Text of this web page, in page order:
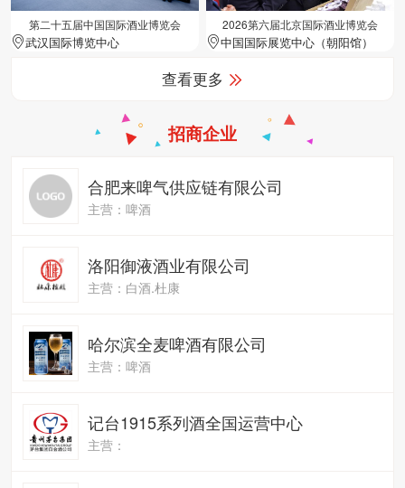
第二十五届中国国际酒业博览会
武汉国际博览中心
2026第六届北京国际酒业博览会
中国国际展览中心（朝阳馆）
查看更多
招商企业
合肥来啤气供应链有限公司
主营：啤酒
洛阳御液酒业有限公司
主营：白酒.杜康
哈尔滨全麦啤酒有限公司
主营：啤酒
记台1915系列酒全国运营中心
主营：